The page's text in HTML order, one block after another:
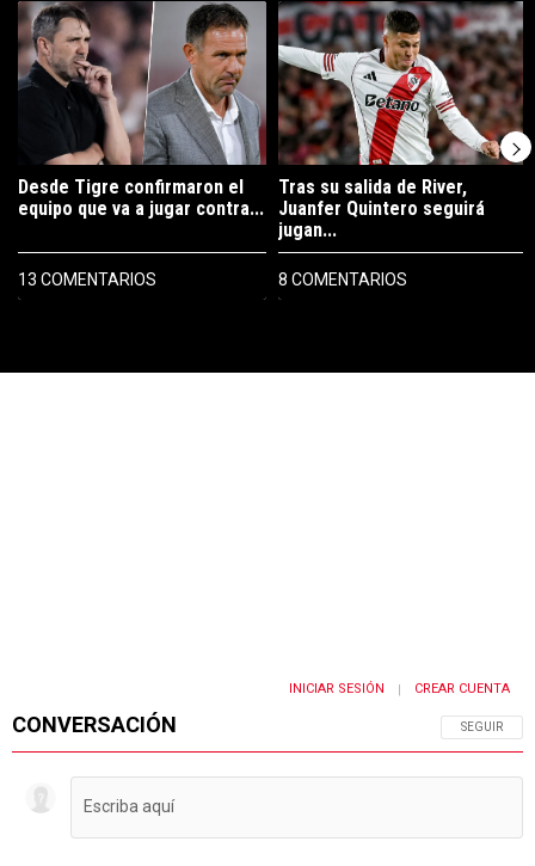
Un artículo de tendencia con el título "Desde Tigre confirmaron el
Desde Tigre confirmaron el
equipo que va a jugar contra...
13 COMENTARIOS
Un artículo de tendencia con el
Tras su salida de River,
Juanfer Quintero seguirá
jugan...
8 COMENTARIOS
CONVERSACIÓN SIGA ESTA
SEGUIR
INICIAR SESIÓN CREAR CUENTA